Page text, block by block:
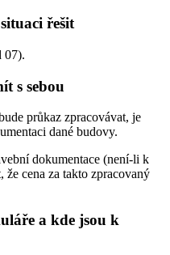
řešit
07).
s sebou
průkaz zpracovávat, je
dané budovy.
dokumentace (není-li k
cena za takto zpracovaný
a kde jsou k